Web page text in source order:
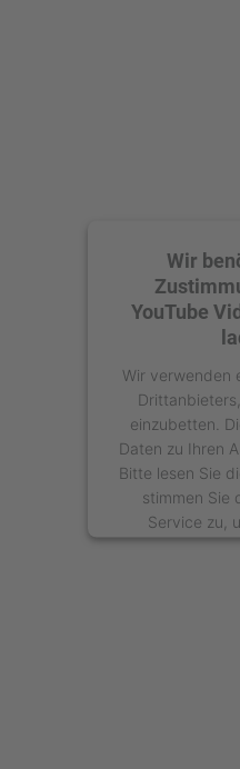
Wir
YouTube
Wir verwenden
einzubetten.
Daten zu Ihren
Bitte lesen Sie
stimmen Sie
Service zu,